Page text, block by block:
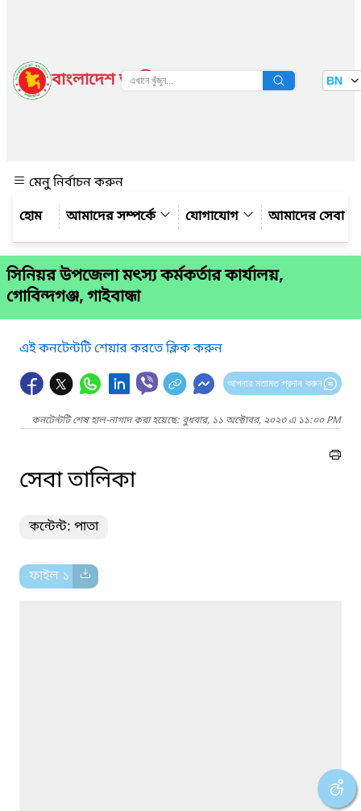
বাংলাদেশ জাতীয় তথ্য বাতায়ন BN
মেনু নির্বাচন করুন
আমাদের সম্পর্কে
যোগাযোগ আমাদের সেবা
সিনিয়র উপজেলা মৎস্য কর্মকর্তার কার্যালয়,
গোবিন্দগঞ্জ, গাইবান্ধা
এই কনটেন্টটি শেয়ার করতে ক্লিক করুন
আপনার মতামত প্রদান করুন
কনটেন্টটি শেষ হাল-নাগাদ করা হয়েছে: বুধবার, ১১ অক্টোবর, ২০২৩ এ ১১:০০ PM
সেবা তালিকা
কন্টেন্ট: পাতা
ফাইল ১